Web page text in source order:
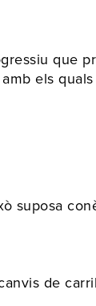
que
amb els
suposa
de